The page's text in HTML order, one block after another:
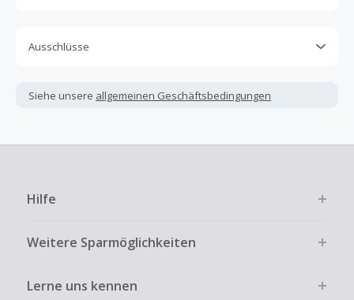
Ausschlüsse
andere Sparprogramme verwendet werden, die nicht
ausdrücklich auf dieser Händlerseite von TopCashback
Kein Cashback für den Kauf von Geschenkgutscheinen
Bezahlvorgang ist nur dann cashbackfähig, wenn dies
ausdrücklich auf der Händlerseite erlaubt ist.
Stornierung, Kündigung eines Abonnements oder Widerruf
Gewerbliche, Reseller- oder ungewöhnlich große
Siehe unsere allgemeinen Geschäftsbedingungen
Hilfe
Weitere Sparmöglichkeiten
Lerne uns kennen